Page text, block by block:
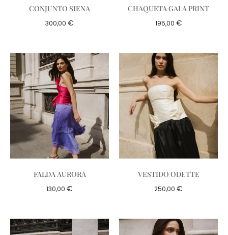
CONJUNTO SIENA
300,00 €
CHAQUETA GALA PRINT
195,00 €
FALDA AURORA
130,00 €
VESTIDO ODETTE
250,00 €